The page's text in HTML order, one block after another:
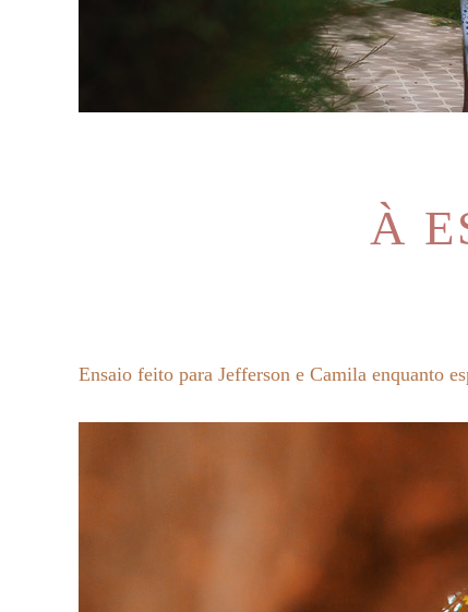
À
Ensaio feito para Jefferson e Camila enquanto